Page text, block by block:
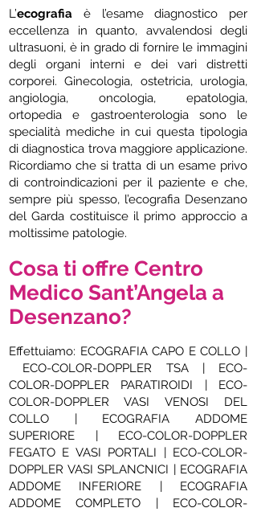
L’ecografia è l’esame diagnostico per
eccellenza in quanto, avvalendosi degli
ultrasuoni, è in grado di fornire le immagini
degli organi interni e dei vari distretti
corporei. Ginecologia, ostetricia, urologia,
angiologia, oncologia, epatologia,
ortopedia e gastroenterologia sono le
specialità mediche in cui questa tipologia
di diagnostica trova maggiore applicazione.
Ricordiamo che si tratta di un esame privo
di controindicazioni per il paziente e che,
sempre più spesso, l’ecografia Desenzano
del Garda costituisce il primo approccio a
moltissime patologie.
Cosa ti offre Centro
Medico Sant’Angela a
Desenzano?
Effettuiamo: ECOGRAFIA CAPO E COLLO |
ECO-COLOR-DOPPLER TSA | ECO-
COLOR-DOPPLER PARATIROIDI | ECO-
COLOR-DOPPLER VASI VENOSI DEL
COLLO | ECOGRAFIA ADDOME
SUPERIORE | ECO-COLOR-DOPPLER
FEGATO E VASI PORTALI | ECO-COLOR-
DOPPLER VASI SPLANCNICI | ECOGRAFIA
ADDOME INFERIORE | ECOGRAFIA
ADDOME COMPLETO | ECO-COLOR-